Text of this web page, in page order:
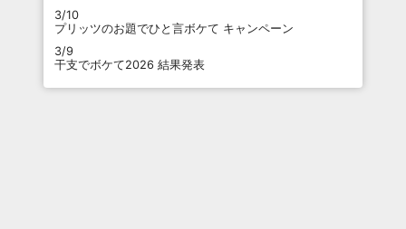
3/10
プリッツのお題でひと言ボケて キャンペーン
3/9
干支でボケて2026 結果発表